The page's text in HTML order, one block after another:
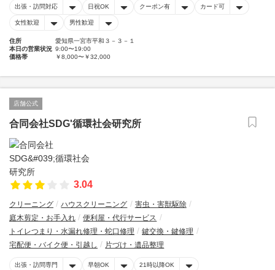
出張・訪問対応 日祝OK クーポン有 カード可
女性歓迎 男性歓迎
住所
愛知県一宮市平和３－３－１
本日の営業状況 9:00〜19:00
価格帯
￥8,000〜￥32,000
店舗公式
合同会社SDG'循環社会研究所
3.04
クリーニング ハウスクリーニング
害虫・害獣駆除
庭木剪定・お手入れ
便利屋・代行サービス
トイレつまり・水漏れ修理・蛇口修理
鍵交換・鍵修理
宅配便・バイク便・引越し
片づけ・遺品整理
出張・訪問専門 早朝OK 21時以降OK